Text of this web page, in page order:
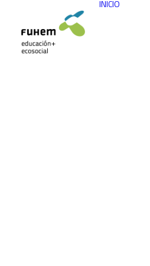
INICIO